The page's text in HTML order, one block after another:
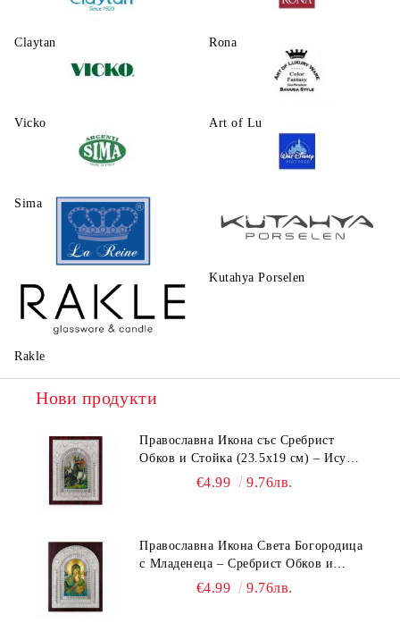
Claytаn Rona
Vicko Art of Luxury Ware
Sima
La Reine Kutahya Porselen
Rakle
Нови продукти
Православна Икона със Сребрист
Обков и Стойка (23.5х19 см) – Исус
Христос, Св. Георги, Св. Николай
€4.99 9.76лв.
Православна Икона Света Богородица
с Младенеца – Сребрист Обков и
Стойка (23.5х19 см, 6 Модела)
€4.99 9.76лв.